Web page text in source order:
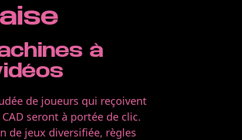
à
de joueurs qui reçoivent
seront à portée de clic.
de jeux diversifiée, règles